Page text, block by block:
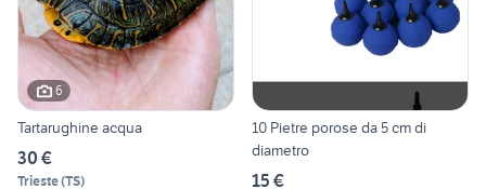
6
Tartarughine acqua
30 €
Trieste(TS)
10 Pietre porose da 5 cm di
diametro
15 €